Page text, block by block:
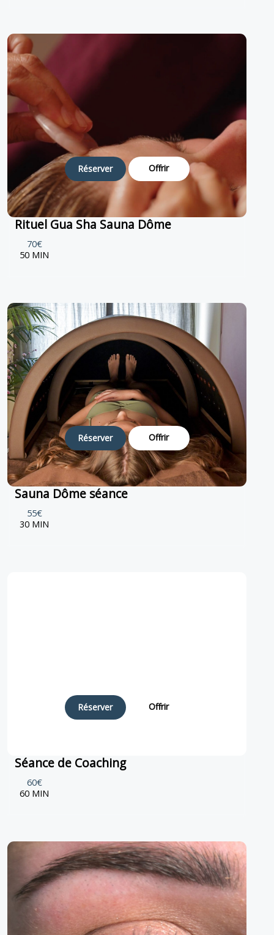
Réserver Offrir
Rituel Gua Sha Sauna Dôme
70€
50 MIN
Réserver Offrir
Sauna Dôme séance
55€
30 MIN
Réserver Offrir
Séance de Coaching
60€
60 MIN